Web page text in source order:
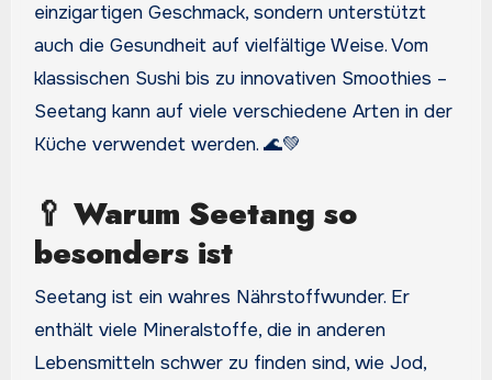
einzigartigen Geschmack, sondern unterstützt
auch die Gesundheit auf vielfältige Weise. Vom
klassischen Sushi bis zu innovativen Smoothies –
Seetang kann auf viele verschiedene Arten in der
Küche verwendet werden. 🌊💚
🥄 Warum Seetang so
besonders ist
Seetang ist ein wahres Nährstoffwunder. Er
enthält viele Mineralstoffe, die in anderen
Lebensmitteln schwer zu finden sind, wie Jod,